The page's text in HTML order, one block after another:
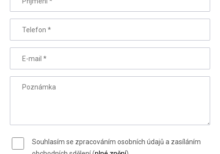
Souhlasím se zpracováním osobních údajů a zasíláním